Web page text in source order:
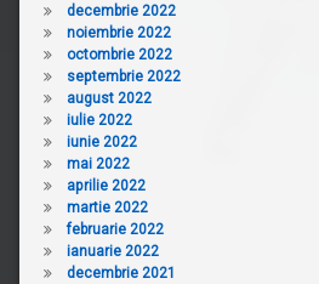
decembrie 2022
noiembrie 2022
octombrie 2022
septembrie 2022
august 2022
iulie 2022
iunie 2022
mai 2022
aprilie 2022
martie 2022
februarie 2022
ianuarie 2022
decembrie 2021